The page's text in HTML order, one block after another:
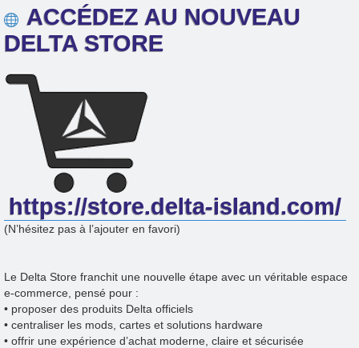
ACCÉDEZ AU NOUVEAU
DELTA STORE
https://store.delta-island.com/
(N’hésitez pas à l’ajouter en favori)
Le Delta Store franchit une nouvelle étape avec un véritable espace
e-commerce, pensé pour :
• proposer des produits Delta officiels
• centraliser les mods, cartes et solutions hardware
• offrir une expérience d’achat moderne, claire et sécurisée